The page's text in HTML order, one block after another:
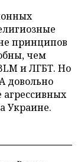
принципов
чем
и ЛГБТ. Но
довольно
агрессивных
Украине.